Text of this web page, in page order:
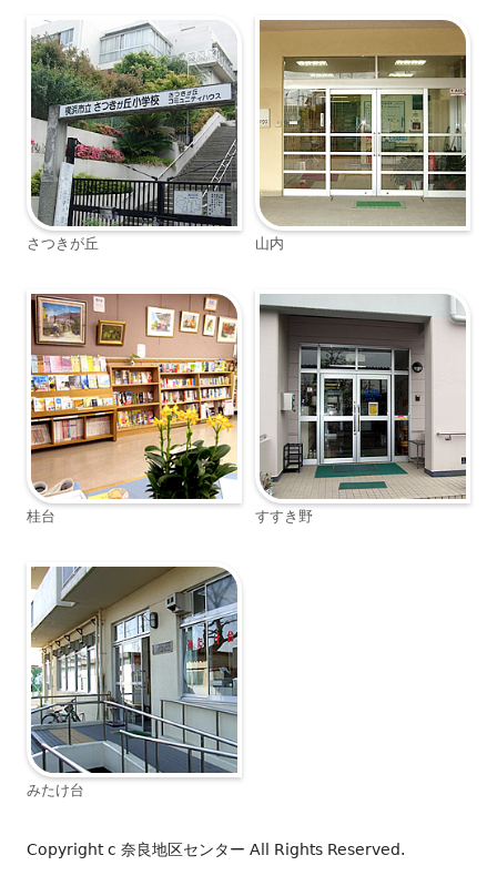
さつきが丘 山内
桂台 すすき野
みたけ台
Copyright c 奈良地区センター All Rights Reserved.